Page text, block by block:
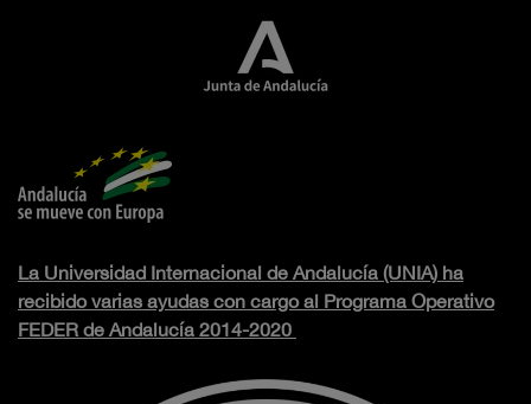
La Universidad Internacional de Andalucía (UNIA) ha
recibido varias ayudas con cargo al Programa Operativo
FEDER de Andalucía 2014-2020